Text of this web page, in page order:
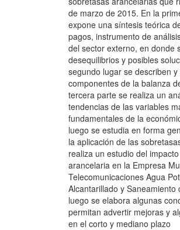
de marzo de 2015. En la
expone una síntesis teórica
pagos, instrumento de
del sector externo, en donde
desequilibrios y posibles
segundo lugar se describen
componentes de la balanza
tercera parte se realiza un
tendencias de las variables
fundamentales de la
luego se estudia en forma
la aplicación de las
realiza un estudio del
arancelaria en la Empresa
Telecomunicaciones Agua
Alcantarillado y Saneamiento
luego se elabora algunas
permitan advertir mejoras y
en el corto y mediano plazo